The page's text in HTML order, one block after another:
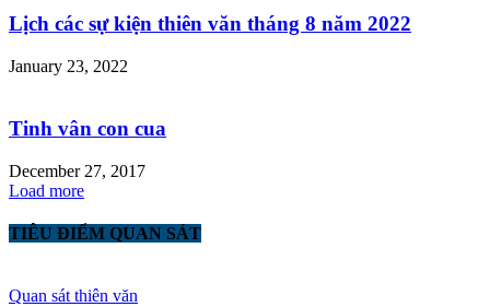
Lịch các sự kiện thiên văn tháng 8 năm 2022
January 23, 2022
Tinh vân con cua
December 27, 2017
Load more
TIÊU ĐIỂM QUAN SÁT
Quan sát thiên văn